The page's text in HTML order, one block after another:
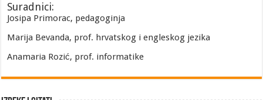
Suradnici:
Josipa Primorac, pedagoginja
Marija Bevanda, prof. hrvatskog i engleskog jezika
Anamaria Rozić, prof. informatike